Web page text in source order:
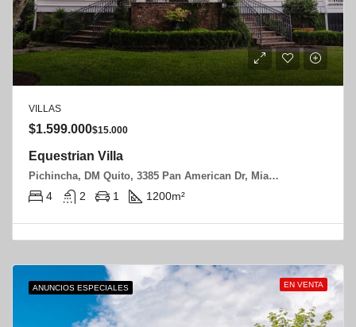
VILLAS
$1.599.000$15.000
Equestrian Villa
Pichincha, DM Quito, 3385 Pan American Dr, Miami, FL 33133, USA
4 2 1 1200m²
ANUNCIOS ESPECIALES EN VENTA